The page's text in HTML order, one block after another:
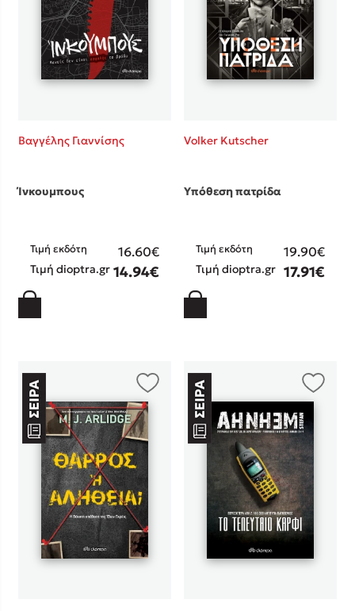
Βαγγέλης Γιαννίσης
Ίνκουμπους
Τιμή εκδότη 16.60€
Τιμή dioptra.gr 14.94€
Volker Kutscher
Υπόθεση πατρίδα
Τιμή εκδότη 19.90€
Τιμή dioptra.gr 17.91€